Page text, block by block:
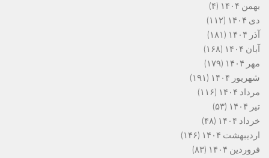
بهمن ۱۴۰۴
(۴)
دی ۱۴۰۴
(۱۱۲)
آذر ۱۴۰۴
(۱۸۱)
آبان ۱۴۰۴
(۱۶۸)
مهر ۱۴۰۴
(۱۷۹)
شهریور ۱۴۰۴
(۱۹۱)
مرداد ۱۴۰۴
(۱۱۶)
تیر ۱۴۰۴
(۵۳)
خرداد ۱۴۰۴
(۴۸)
اردیبهشت ۱۴۰۴
(۱۴۶)
فروردین ۱۴۰۴
(۸۳)